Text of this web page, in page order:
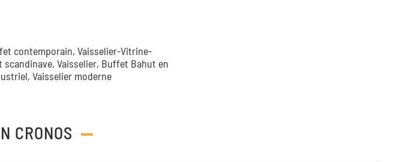
contemporain, Vaisselier-Vitrine-
scandinave, Vaisselier, Buffet Bahut en
Vaisselier moderne
CRONOS